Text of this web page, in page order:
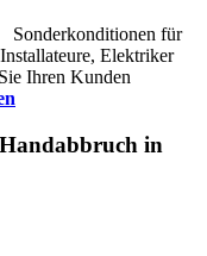
Sonderkonditionen für
Elektriker
Ihren Kunden
in